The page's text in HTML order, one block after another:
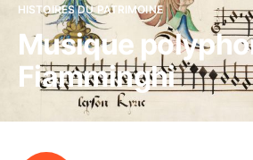
HISTOIRES DU PATRIMOINE
Musique
Fiamminghi